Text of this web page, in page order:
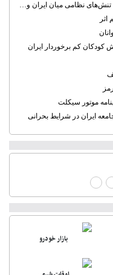
ضرورت دیپلماسی فعال در مواجهه با افزایش تنش‌های نظامی میان ایران و آمریکا
کم برخوردار ایران
موتور سیکلت
ایران در شرایط بحرانی
بازار خودرو